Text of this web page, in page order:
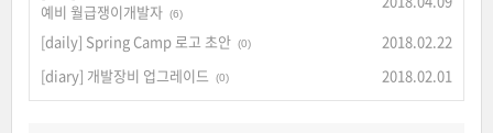
예비 월급쟁이개발자 (6)
[daily] Spring Camp 로고 초안 (0)
2018.02.22
[diary] 개발장비 업그레이드
(0) 2018.02.01